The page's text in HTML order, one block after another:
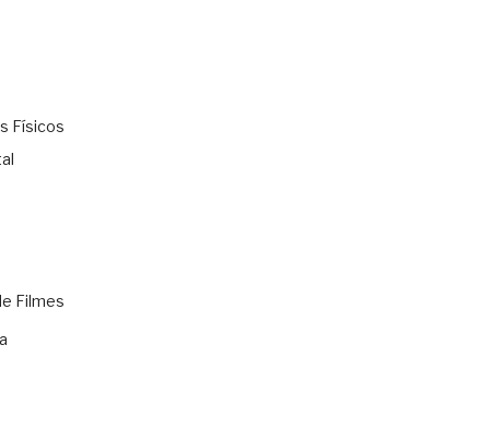
Físicos
Filmes